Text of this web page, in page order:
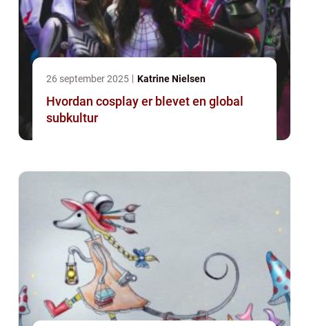
26 september 2025 Katrine Nielsen
Hvordan cosplay er blevet en global
subkultur